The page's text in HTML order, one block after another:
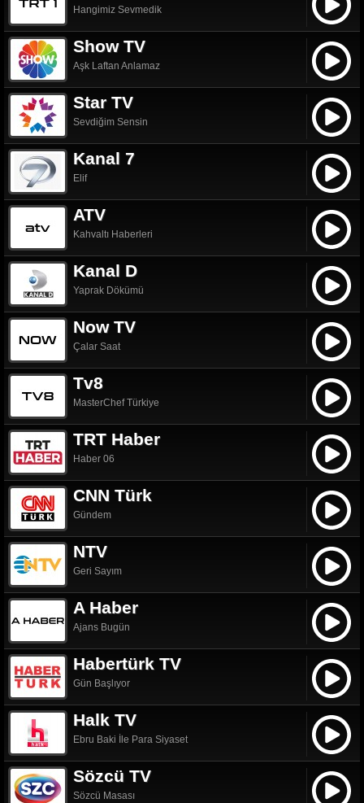
Hangimiz Sevmedik
Show TV
Aşk Laftan Anlamaz
Star TV
Sevdiğim Sensin
Kanal 7
Elif
ATV
Kahvaltı Haberleri
Kanal D
Yaprak Dökümü
Now TV
Çalar Saat
Tv8
MasterChef Türkiye
TRT Haber
Haber 06
CNN Türk
Gündem
NTV
Geri Sayım
A Haber
Ajans Bugün
Habertürk TV
Gün Başlıyor
Halk TV
Ebru Baki İle Para Siyaset
Sözcü TV
Sözcü Masası